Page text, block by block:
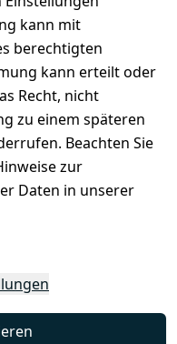
kann mit
berechtigten
kann erteilt oder
Recht, nicht
zu einem späteren
Beachten Sie
zur
Daten in unserer
den
42